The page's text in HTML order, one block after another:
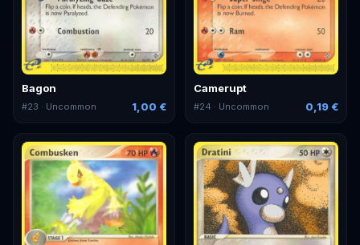
Bagon
#23 · Uncommon 1,00 €
Camerupt
#24 · Uncommon 0,19 €